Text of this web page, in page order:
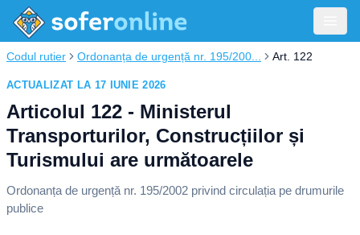
Codul rutier Ordonanța de urgență nr. 195/200... Art. 122
ACTUALIZAT LA 17 IUNIE 2026
Articolul 122 - Ministerul
Transporturilor, Construcțiilor și
Turismului are următoarele
Ordonanța de urgență nr. 195/2002 privind circulația pe drumurile
publice